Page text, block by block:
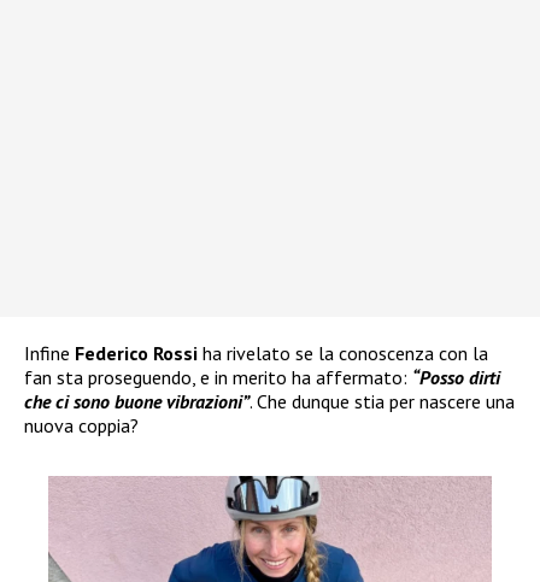
Infine Federico Rossi ha rivelato se la conoscenza con la
fan sta proseguendo, e in merito ha affermato: “Posso dirti
che ci sono buone vibrazioni”. Che dunque stia per nascere una
nuova coppia?